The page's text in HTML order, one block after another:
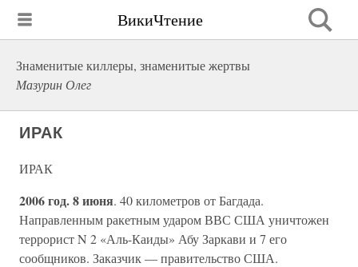
ВикиЧтение
Знаменитые киллеры, знаменитые жертвы
Мазурин Олег
ИРАК
ИРАК
2006 год. 8 июня. 40 километров от Багдада.
Направленным ракетным ударом ВВС США уничтожен
террорист N 2 «Аль-Каиды» Абу Заркави и 7 его
сообщников. Заказчик — правительство США.